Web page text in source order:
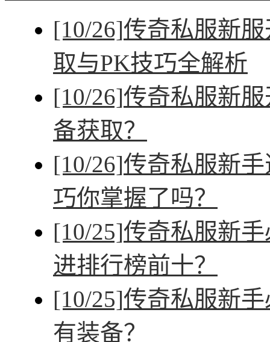
[10/26]传奇私服新
取与PK技巧全解析
[10/26]传奇私服新
备获取？
[10/26]传奇私服新
巧你掌握了吗？
[10/25]传奇私服新
进排行榜前十？
[10/25]传奇私服新
有装备？